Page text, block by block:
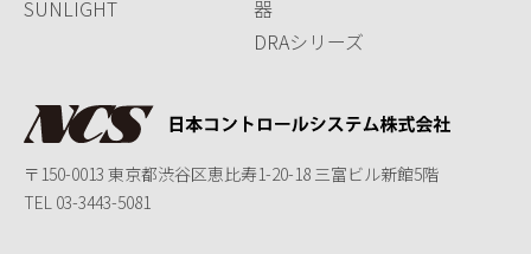
SUNLIGHT
器
DRAシリーズ
〒150-0013 東京都渋谷区恵比寿1-20-18 三富ビル新館5階
TEL 03-3443-5081